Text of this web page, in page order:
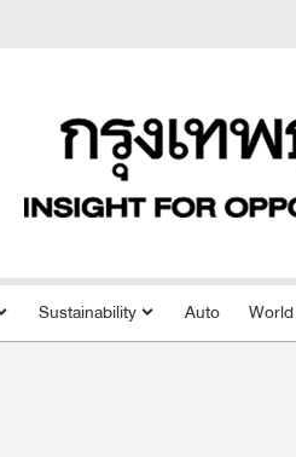
Sustainability Auto World